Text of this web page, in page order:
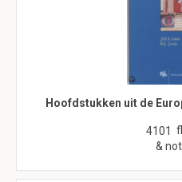
Hoofdstukken uit de
4101
&